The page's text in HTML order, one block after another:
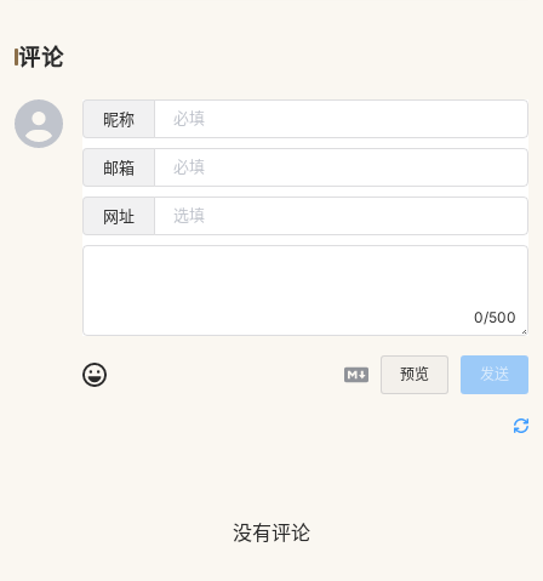
评论
昵称
邮箱
网址
0/500
预览 发送
没有评论